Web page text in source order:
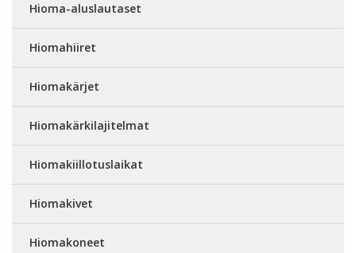
Hioma-aluslautaset
Hiomahiiret
Hiomakärjet
Hiomakärkilajitelmat
Hiomakiillotuslaikat
Hiomakivet
Hiomakoneet